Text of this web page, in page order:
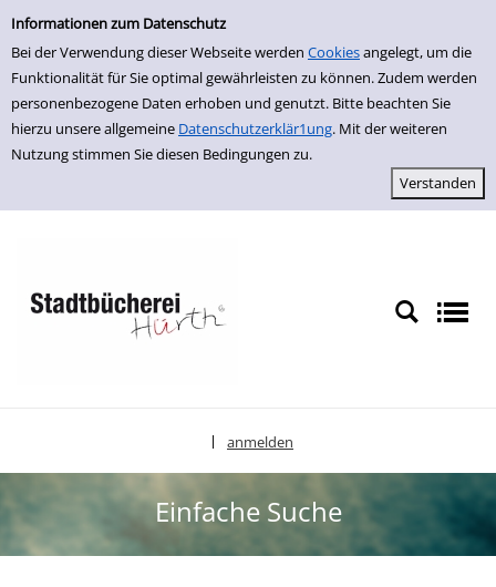
Einfache Suche
Informationen zum Datenschutz
Bei der Verwendung dieser Webseite werden Cookiesangelegt, um die
Funktionalität für Sie optimal gewährleisten zu können. Zudem werden
personenbezogene Daten erhoben und genutzt. Bitte beachten Sie
hierzu unsere allgemeine Datenschutzerklär1ung. Mit der weiteren
Nutzung stimmen Sie diesen Bedingungen zu.
zur Navigation springen
zum Inhalt springen
Zur Detailanzeige springen
anmelden
Einfache Suche